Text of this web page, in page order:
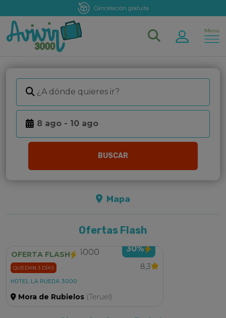
Cancelación gratuita
Menú
BUSCAR
Mapa
Ofertas Flash
OFERTA FLASH
30%
QUEDAN 3 DÍAS 8,3
HOTEL LA RUEDA 3000
Mora de Rubielos (Teruel)